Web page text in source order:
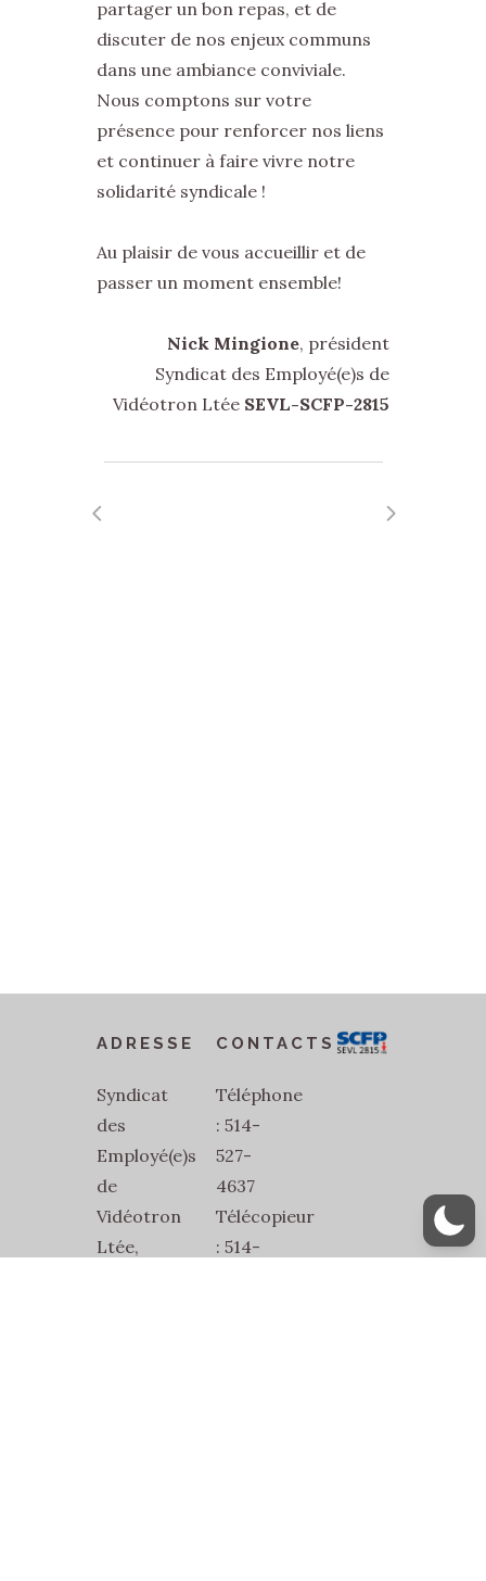
partager un bon repas, et de
discuter de nos enjeux communs
dans une ambiance conviviale.
Nous comptons sur votre
présence pour renforcer nos liens
et continuer à faire vivre notre
solidarité syndicale !
Au plaisir de vous accueillir et de
passer un moment ensemble!
Nick Mingione, président
Syndicat des Employé(e)s de
Vidéotron Ltée SEVL-SCFP-2815
ADRESSE
Syndicat
des
Employé(e)s
de
Vidéotron
Ltée,
CONTACTS
Téléphone
: 514-
527-
4637
Télécopieur
: 514-